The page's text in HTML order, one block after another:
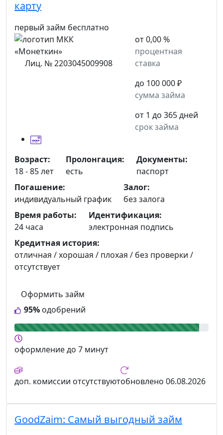
карту
первый займ бесплатно
Лиц. № 2203045009908
от 0,00 %
процентная
ставка
до 100 000 ₽
сумма займа
от 1 до 365 дней
срок займа
95% одобрений
Оформить займ
Возраст:
18 - 85 лет
Пролонгация:
есть
Документы:
паспорт
Погашение:
индивидуальный график
Залог:
без залога
Время работы:
24 часа
Идентификация:
электронная подпись
Кредитная история:
отличная / хорошая / плохая / без проверки /
отсутствует
оформлениедо 7 минут
доп. комиссии отсутствуютобновлено 06.08.2026
GoodZaim: Самый выгодный займ